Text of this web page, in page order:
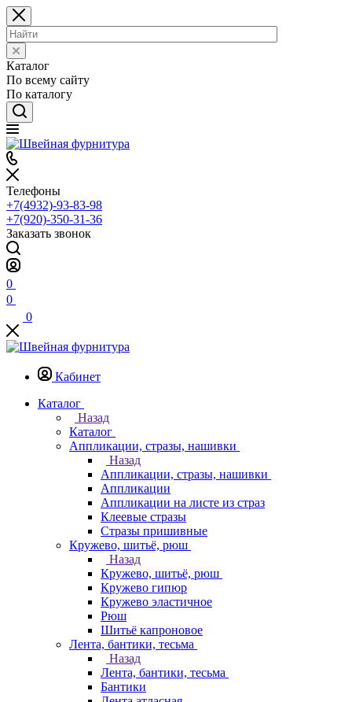
Каталог
По всему сайту
По каталогу
Телефоны
+7(4932)-93-83-98
+7(920)-350-31-36
Заказать звонок
0
0
0
Кабинет
Каталог
Назад
Каталог
Аппликации, стразы, нашивки
Назад
Аппликации, стразы, нашивки
Аппликации
Аппликации на листе из страз
Клеевые стразы
Стразы пришивные
Кружево, шитьё, рюш
Назад
Кружево, шитьё, рюш
Кружево гипюр
Кружево эластичное
Рюш
Шитьё капроновое
Лента, бантики, тесьма
Назад
Лента, бантики, тесьма
Бантики